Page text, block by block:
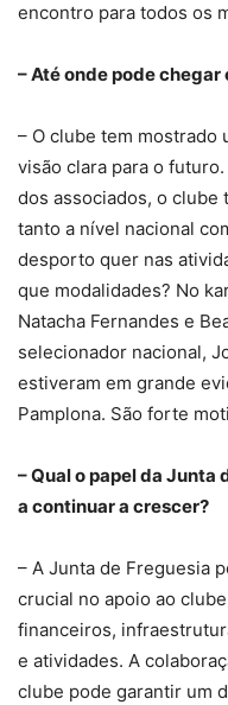
encontro para todos os
– Até onde pode chegar
– O clube tem mostrado
visão clara para o
dos associados, o
tanto a nível nacional
desporto quer nas
que modalidades? No
Natacha Fernandes e
selecionador nacional,
estiveram em grande
Pamplona. São forte
– Qual o papel da Junta
a continuar a crescer?
– A Junta de Freguesia
crucial no apoio ao
financeiros,
e atividades. A
clube pode garantir um